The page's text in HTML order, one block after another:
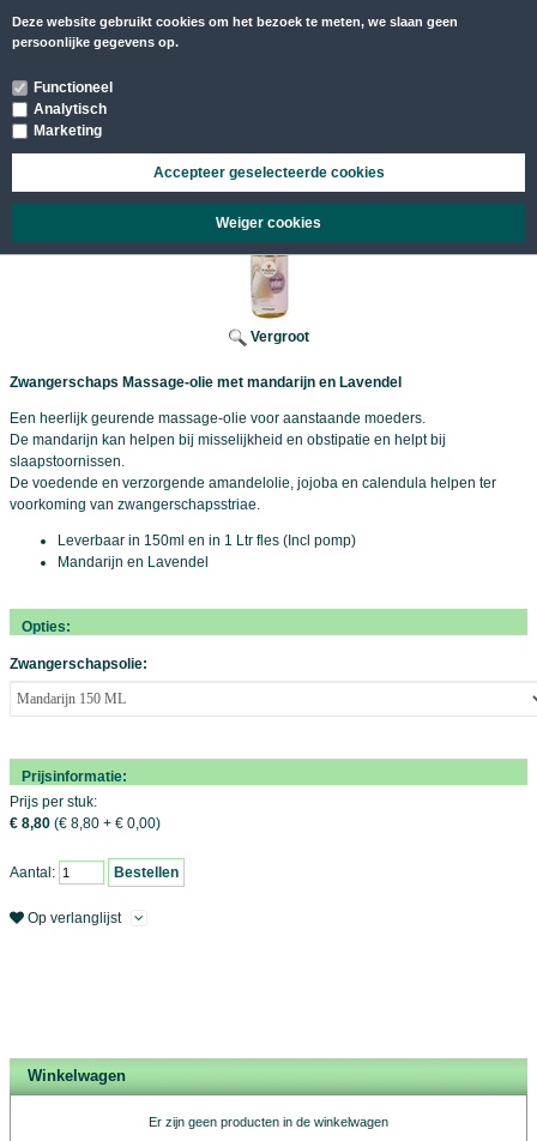
MENU
Massage olie en creme/ Baby en zwangerschap/
Zwangerschaps massageolie
Vergroot
Zwangerschaps Massage-olie met mandarijn en Lavendel
Een heerlijk geurende massage-olie voor aanstaande moeders.
De mandarijn kan helpen bij misselijkheid en obstipatie en helpt bij
slaapstoornissen.
De voedende en verzorgende amandelolie, jojoba en calendula helpen ter
voorkoming van zwangerschapsstriae.
Leverbaar in 150ml en in 1 Ltr fles (Incl pomp)
Mandarijn en Lavendel
Opties:
Zwangerschapsolie:
Prijsinformatie:
Prijs per stuk:
€ 8,80 (€ 8,80 + € 0,00)
Aantal: Bestellen
Op verlanglijst
Winkelwagen
Er zijn geen producten in de winkelwagen
Deze website gebruikt cookies om het bezoek te meten, we slaan geen
persoonlijke gegevens op.
Functioneel
Analytisch
Marketing
Accepteer geselecteerde cookies
Weiger cookies